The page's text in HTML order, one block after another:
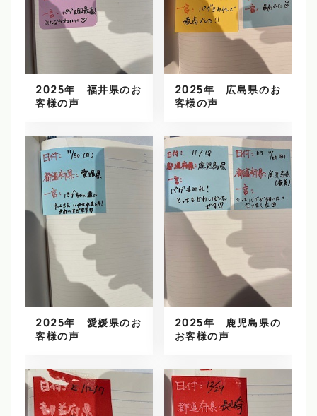
2025年 福井県のお
客様の声
2025年 広島県のお
客様の声
2025年 愛媛県のお
客様の声
2025年 鹿児島県の
お客様の声